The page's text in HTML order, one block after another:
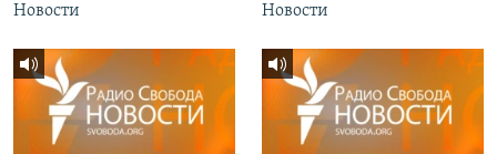
Новости Новости